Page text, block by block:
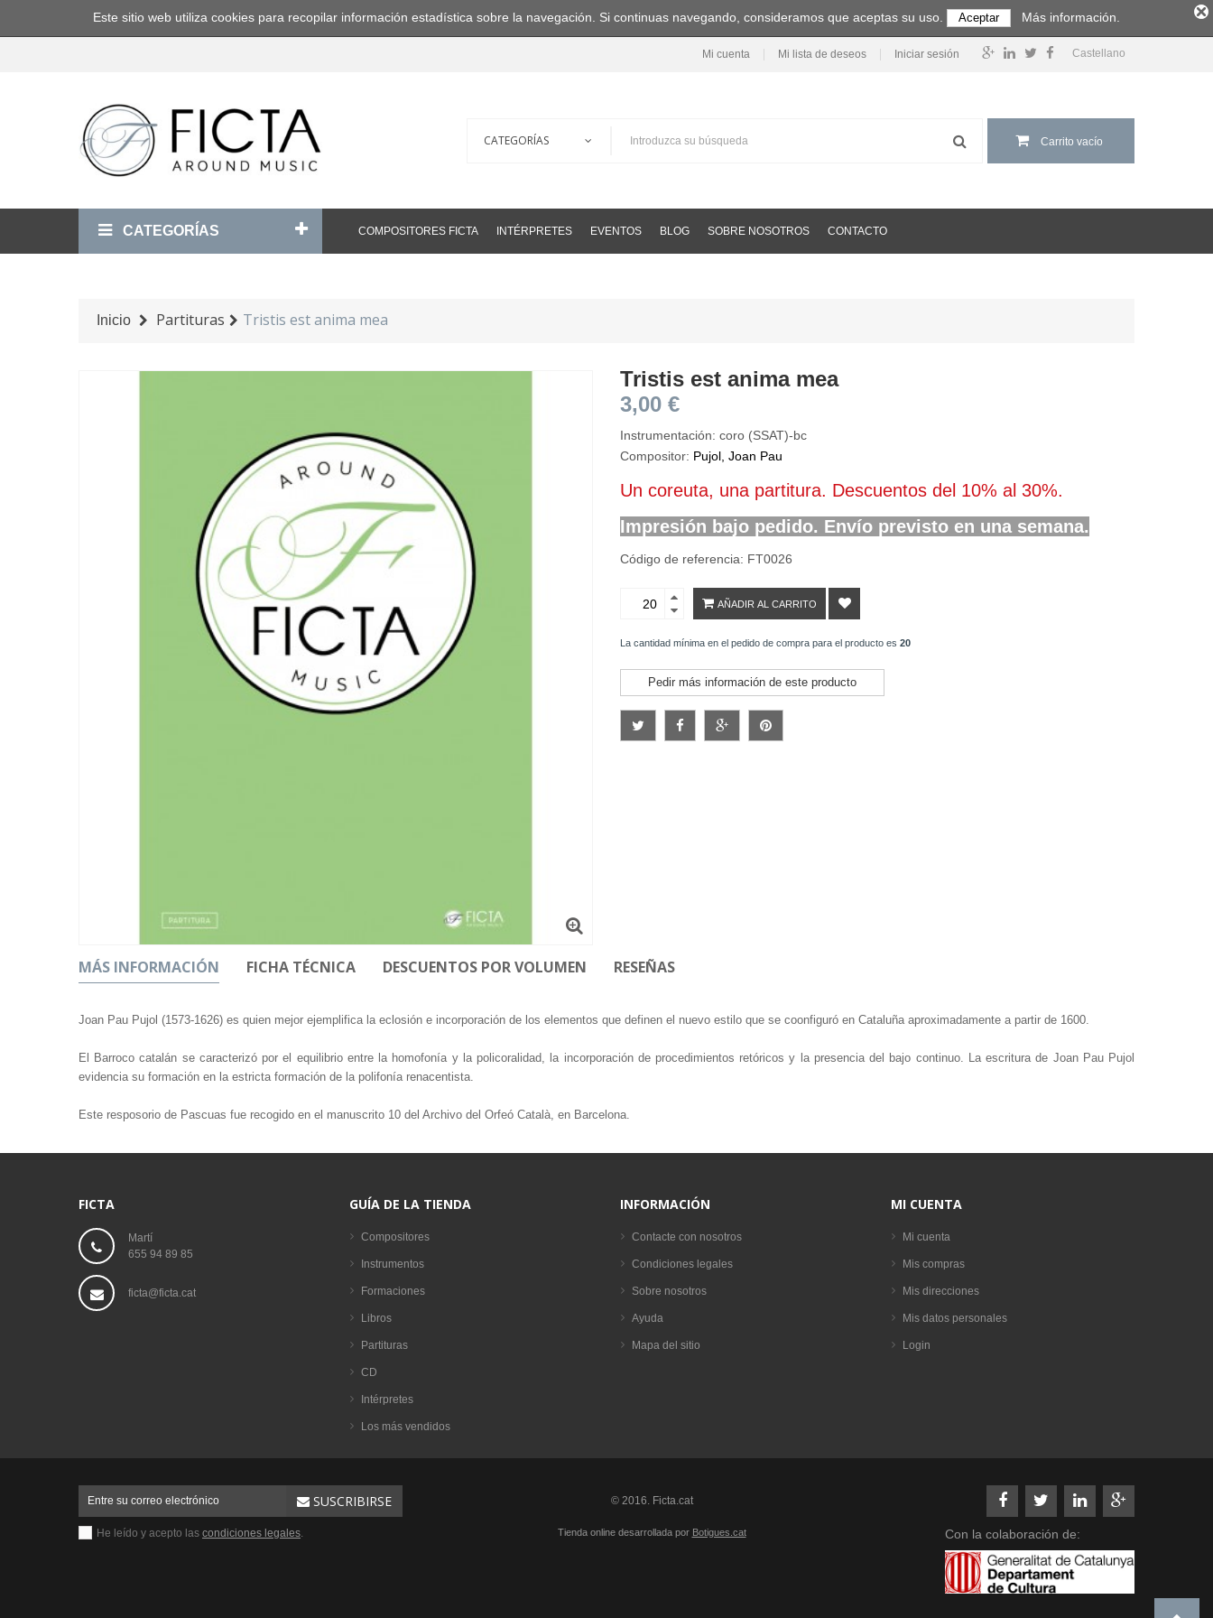
Castellano
Mi cuenta Mi lista de deseos Iniciar sesión
Carrito vacío
CATEGORÍAS COMPOSITORES FICTA INTÉRPRETES EVENTOS BLOG SOBRE NOSOTROS CONTACTO
Inicio Partituras Tristis est anima mea
Tristis est anima mea
3,00 €
Instrumentación: coro (SSAT)-bc
Compositor: Pujol, Joan Pau
Un coreuta, una partitura. Descuentos del 10% al 30%.
Impresión bajo pedido. Envío previsto en una semana.
Código de referencia: FT0026
AÑADIR AL CARRITO
La cantidad mínima en el pedido de compra para el producto es 20
Pedir más información de este producto
MÁS INFORMACIÓN FICHA TÉCNICA DESCUENTOS POR VOLUMEN RESEÑAS
Joan Pau Pujol (1573-1626) es quien mejor ejemplifica la eclosión e incorporación de los elementos que definen el nuevo estilo que se coonfiguró en Cataluña aproximadamente a partir de 1600.
El Barroco catalán se caracterizó por el equilibrio entre la homofonía y la policoralidad, la incorporación de procedimientos retóricos y la presencia del bajo continuo. La escritura de Joan Pau Pujol
evidencia su formación en la estricta formación de la polifonía renacentista.
Este resposorio de Pascuas fue recogido en el manuscrito 10 del Archivo del Orfeó Català, en Barcelona.
FICTA
Martí
655 94 89 85
ficta@ficta.cat
GUÍA DE LA TIENDA
Compositores
Instrumentos
Formaciones
Libros
Partituras
CD
Intérpretes
Los más vendidos
INFORMACIÓN
Contacte con nosotros
Condiciones legales
Sobre nosotros
Ayuda
Mapa del sitio
MI CUENTA
Mi cuenta
Mis compras
Mis direcciones
Mis datos personales
Login
SUSCRIBIRSE
He leído y acepto las condiciones legales.
© 2016. Ficta.cat
Tienda online desarrollada por Botigues.cat Con la colaboración de:
Este sitio web utiliza cookies para recopilar información estadística sobre la navegación. Si continuas navegando, consideramos que aceptas su uso. Aceptar Más información.